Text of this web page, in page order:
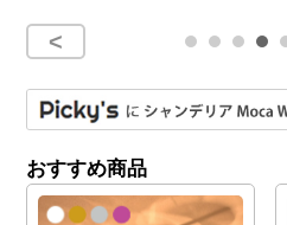
おすすめ商品